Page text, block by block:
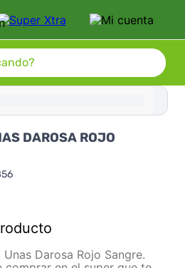
DAROSA ROJO
Darosa Rojo Sangre.